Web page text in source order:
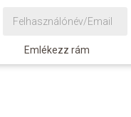
Emlékezz rám